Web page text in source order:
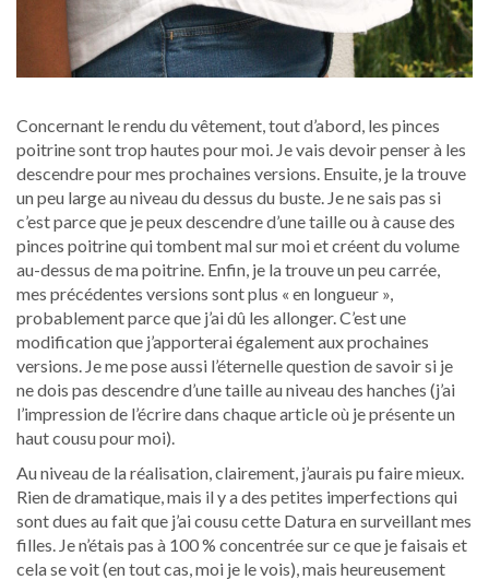
Concernant le rendu du vêtement, tout d’abord, les pinces
poitrine sont trop hautes pour moi. Je vais devoir penser à les
descendre pour mes prochaines versions. Ensuite, je la trouve
un peu large au niveau du dessus du buste. Je ne sais pas si
c’est parce que je peux descendre d’une taille ou à cause des
pinces poitrine qui tombent mal sur moi et créent du volume
au-dessus de ma poitrine. Enfin, je la trouve un peu carrée,
mes précédentes versions sont plus « en longueur »,
probablement parce que j’ai dû les allonger. C’est une
modification que j’apporterai également aux prochaines
versions. Je me pose aussi l’éternelle question de savoir si je
ne dois pas descendre d’une taille au niveau des hanches (j’ai
l’impression de l’écrire dans chaque article où je présente un
haut cousu pour moi).
Au niveau de la réalisation, clairement, j’aurais pu faire mieux.
Rien de dramatique, mais il y a des petites imperfections qui
sont dues au fait que j’ai cousu cette Datura en surveillant mes
filles. Je n’étais pas à 100 % concentrée sur ce que je faisais et
cela se voit (en tout cas, moi je le vois), mais heureusement